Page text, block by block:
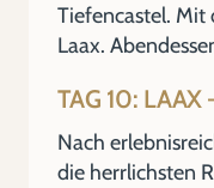
Tiefencastel. Mit
Laax.
TAG 10: LAAX
Nach
die herrlichsten